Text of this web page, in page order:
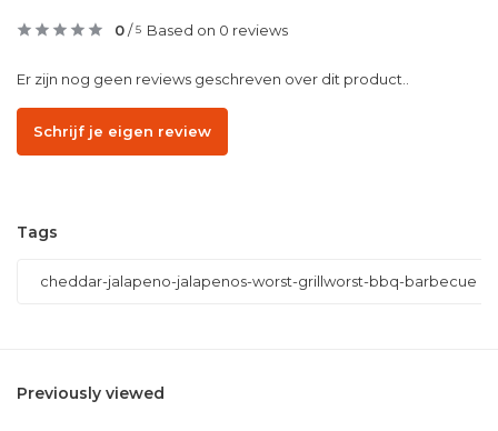
0/5 Based on 0 reviews
Er zijn nog geen reviews geschreven over dit product..
Schrijf je eigen review
Tags
cheddar-jalapeno-jalapenos-worst-grillworst-bbq-barbecue
Previously viewed